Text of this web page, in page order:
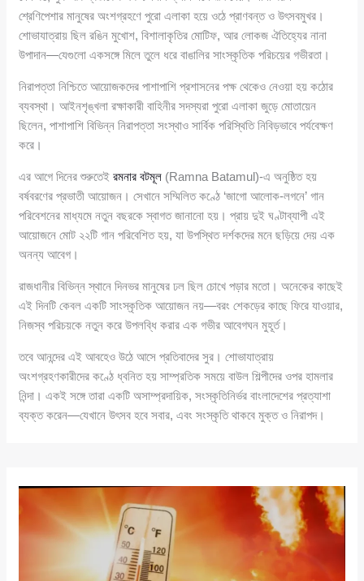
শ্রেণিপেশার মানুষের অংশগ্রহণে পুরো এলাকা হয়ে ওঠে প্রাণবন্ত ও উৎসবমুখর।
শোভাযাত্রায় ছিল রঙিন মুখোশ, বিশালাকৃতির মোটিফ, আর লোকজ ঐতিহ্যের নানা
উপাদান—যেগুলো একসঙ্গে মিলে তুলে ধরে বাঙালির সাংস্কৃতিক পরিচয়ের গভীরতা।
নিরাপত্তা নিশ্চিতে আয়োজকদের পাশাপাশি প্রশাসনের পক্ষ থেকেও নেওয়া হয় কঠোর
ব্যবস্থা। আইনশৃঙ্খলা রক্ষাকারী বাহিনীর সদস্যরা পুরো এলাকা জুড়ে মোতায়েন
ছিলেন, পাশাপাশি বিভিন্ন নিরাপত্তা সংস্থাও সার্বিক পরিস্থিতি নিবিড়ভাবে পর্যবেক্ষণ
করে।
এর আগে দিনের শুরুতেইরমনার বটমূল (Ramna Batamul)-এ অনুষ্ঠিত হয়
বর্ষবরণের প্রভাতী আয়োজন। সেখানে সম্মিলিত কণ্ঠে ‘জাগো আলোক-লগনে’ গান
পরিবেশনের মাধ্যমে নতুন বছরকে স্বাগত জানানো হয়। প্রায় দুই ঘণ্টাব্যাপী এই
আয়োজনে মোট ২২টি গান পরিবেশিত হয়, যা উপস্থিত দর্শকদের মনে ছড়িয়ে দেয় এক
অনন্য আবেগ।
রাজধানীর বিভিন্ন স্থানে দিনভর মানুষের ঢল ছিল চোখে পড়ার মতো। অনেকের কাছেই
এই দিনটি কেবল একটি সাংস্কৃতিক আয়োজন নয়—বরং শেকড়ের কাছে ফিরে যাওয়ার,
নিজস্ব পরিচয়কে নতুন করে উপলব্ধি করার এক গভীর আবেগঘন মুহূর্ত।
তবে আনন্দের এই আবহেও উঠে আসে প্রতিবাদের সুর। শোভাযাত্রায়
অংশগ্রহণকারীদের কণ্ঠে ধ্বনিত হয় সাম্প্রতিক সময়ে বাউল শিল্পীদের ওপর হামলার
নিন্দা। একই সঙ্গে তারা একটি অসাম্প্রদায়িক, সংস্কৃতিনির্ভর বাংলাদেশের প্রত্যাশা
ব্যক্ত করেন—যেখানে উৎসব হবে সবার, এবং সংস্কৃতি থাকবে মুক্ত ও নিরাপদ।